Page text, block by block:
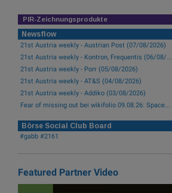
PIR-Zeichnungsprodukte
Newsflow
21st Austria weekly - Austrian Post (07/08/2026)
21st Austria weekly - Kontron, Frequentis (06/08/...
21st Austria weekly - Porr (05/08/2026)
21st Austria weekly - AT&S (04/08/2026)
21st Austria weekly - Addiko (03/08/2026)
Fear of missing out bei wikifolio 09.08.26: Space...
Börse Social Club Board
#gabb #2161
Featured Partner Video